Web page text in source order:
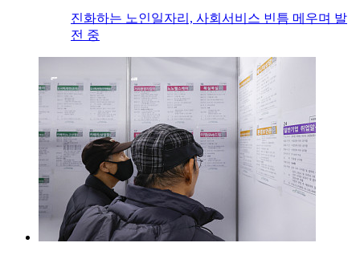
진화하는 노인일자리, 사회서비스 빈틈 메우며 발
전 중